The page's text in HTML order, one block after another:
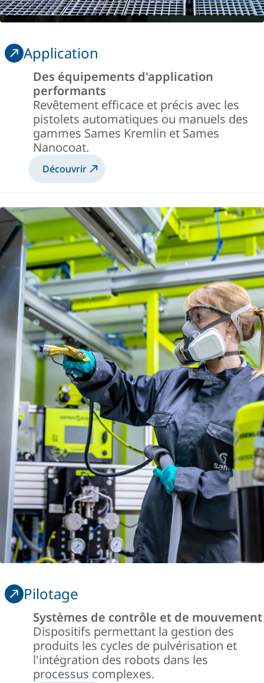
Application
Des équipements d'application
performants
Revêtement efficace et précis avec les
pistolets automatiques ou manuels des
gammes Sames Kremlin et Sames
Nanocoat.
Découvrir
Pilotage
Systèmes de contrôle et de mouvement
Dispositifs permettant la gestion des
produits les cycles de pulvérisation et
l'intégration des robots dans les
processus complexes.